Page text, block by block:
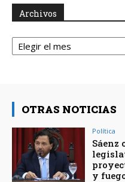
Archivos
Archivos
OTRAS NOTICIAS
Política
Sáenz
y